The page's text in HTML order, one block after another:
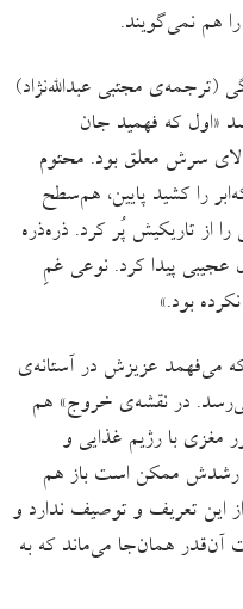
هم نمی‌گویند.
(ترجمه‌ی مجتبی عبدالله‌نژاد)
«اول که فهمید جان
سرش معلق بود. محتوم
را کشید پایین، هم‌سطح
از تاریکیش پُر کرد. ذره‌ذره
پیدا کرد. نوعی غمِ
بود.»
می‌فهمد عزیزش در آستانه‌ی
در نقشه‌ی خروج» هم
مغزی با رژیم غذایی و
رشدش ممکن است باز هم
این تعریف و توصیف ندارد و
آن‌قدر همان‌جا می‌ماند که به